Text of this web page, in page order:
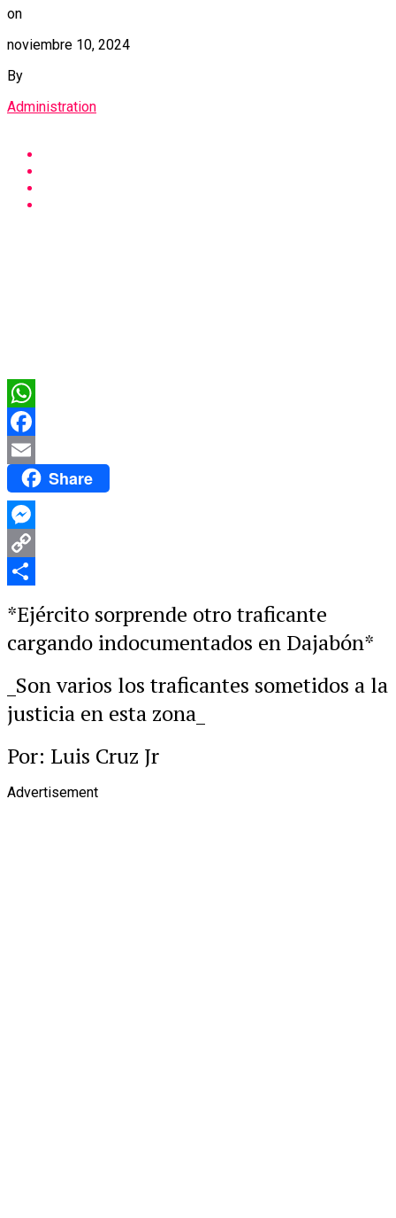
on
noviembre 10, 2024
By
Administration
WhatsApp
Facebook
Email Share
Messenger
Copy
*Ejército sorprende otro traficante
cargando indocumentados en Dajabón*
_Son varios los traficantes sometidos a la
justicia en esta zona_
Por: Luis Cruz Jr
Advertisement